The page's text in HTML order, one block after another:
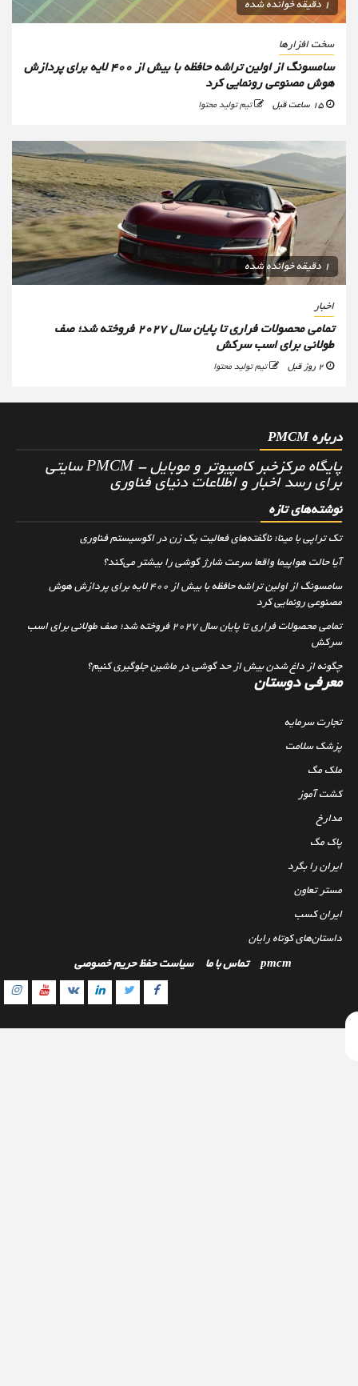
سخت افزارها
سامسونگ از اولین تراشه حافظه با بیش از ۴۰۰ لایه برای پردازش
هوش مصنوعی رونمایی کرد
تیم تولید محتوا
اخبار
تمامی محصولات فراری تا پایان سال ۲۰۲۷ فروخته شد؛ صف
طولانی برای اسب سرکش
تیم تولید محتوا
درباره PMCM
پایگاه مرکزخبر کامپیوتر و موبایل - PMCM سایتی
برای رسد اخبار و اطلاعات دنیای فناوری
نوشته‌های تازه
تک تراپی با مینا؛ ناگفته‌های فعالیت یک زن در اکوسیستم فناوری
آیا حالت هواپیما واقعا سرعت شارژ گوشی را بیشتر می‌کند؟
سامسونگ از اولین تراشه حافظه با بیش از ۴۰۰ لایه برای پردازش هوش
مصنوعی رونمایی کرد
تمامی محصولات فراری تا پایان سال ۲۰۲۷ فروخته شد؛ صف طولانی برای اسب
سرکش
چگونه از داغ شدن بیش از حد گوشی در ماشین جلوگیری کنیم؟
معرفی دوستان
تجارت سرمایه
پزشک سلامت
ملک مگ
کشت آموز
مدارخ
پاک مگ
ایران را بگرد
مستر تعاون
ایران کسب
داستان‌های کوتاه رایان
pmcm تماس با ما سیاست حفظ حریم خصوصی
Facebook
Twitter
Linkedin
VK